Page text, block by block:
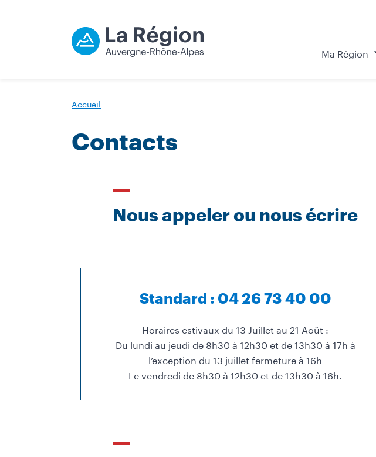
Ma Région
Accueil
Contacts
Nous appeler ou nous écrire
Standard : 04 26 73 40 00
Horaires estivaux du 13 Juillet au 21 Août :
Du lundi au jeudi de 8h30 à 12h30 et de 13h30 à 17h à
l’exception du 13 juillet fermeture à 16h
Le vendredi de 8h30 à 12h30 et de 13h30 à 16h.